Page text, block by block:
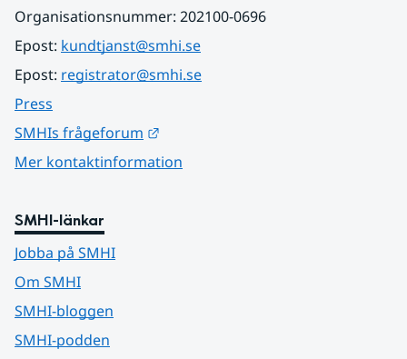
Organisationsnummer: 202100-0696
Epost: kundtjanst@smhi.se
Epost: registrator@smhi.se
Press
SMHIs frågeforum
Mer kontaktinformation
SMHI-länkar
Jobba på SMHI
Om SMHI
SMHI-bloggen
SMHI-podden